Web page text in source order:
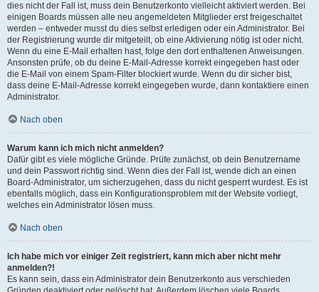
dies nicht der Fall ist, muss dein Benutzerkonto vielleicht aktiviert werden. Bei
einigen Boards müssen alle neu angemeldeten Mitglieder erst freigeschaltet
werden – entweder musst du dies selbst erledigen oder ein Administrator. Bei
der Registrierung wurde dir mitgeteilt, ob eine Aktivierung nötig ist oder nicht.
Wenn du eine E-Mail erhalten hast, folge den dort enthaltenen Anweisungen.
Ansonsten prüfe, ob du deine E-Mail-Adresse korrekt eingegeben hast oder
die E-Mail von einem Spam-Filter blockiert wurde. Wenn du dir sicher bist,
dass deine E-Mail-Adresse korrekt eingegeben wurde, dann kontaktiere einen
Administrator.
Nach oben
Warum kann ich mich nicht anmelden?
Dafür gibt es viele mögliche Gründe. Prüfe zunächst, ob dein Benutzername
und dein Passwort richtig sind. Wenn dies der Fall ist, wende dich an einen
Board-Administrator, um sicherzugehen, dass du nicht gesperrt wurdest. Es ist
ebenfalls möglich, dass ein Konfigurationsproblem mit der Website vorliegt,
welches ein Administrator lösen muss.
Nach oben
Ich habe mich vor einiger Zeit registriert, kann mich aber nicht mehr
anmelden?!
Es kann sein, dass ein Administrator dein Benutzerkonto aus verschieden